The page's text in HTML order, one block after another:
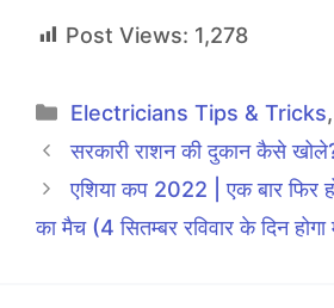
Post Views: 1,278
Categories
Electricians Tips & Tricks,
सरकारी राशन की दुकान कैसे खोले?
एशिया कप 2022 | एक बार फिर
का मैच (4 सितम्बर रविवार के दिन होगा